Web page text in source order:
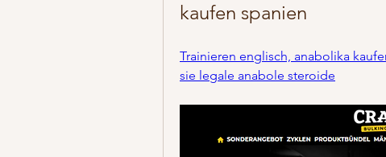
kaufen spanien
Trainieren englisch, anabolika
sie legale anabole steroide